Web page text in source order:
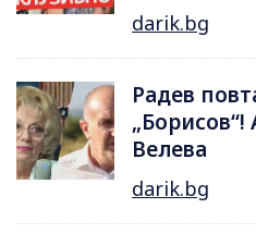
darik.bg
Радев
Велева
darik.bg